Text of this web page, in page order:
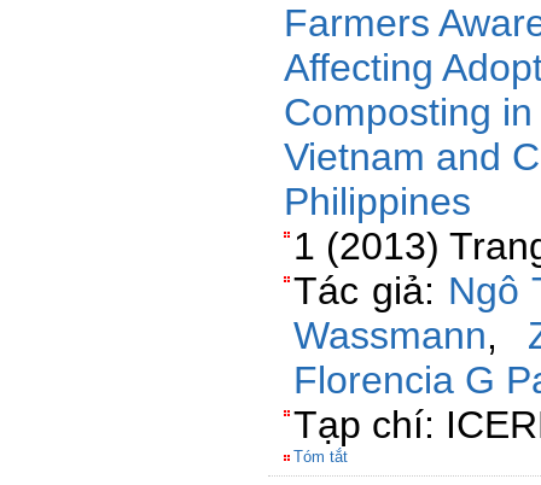
Farmers
Affecting
Composting
Vietnam and
Philippines
1 (2013)
Tác giả: Ngô
Wassmann,
Florencia G
Tạp chí:
Tóm tắt